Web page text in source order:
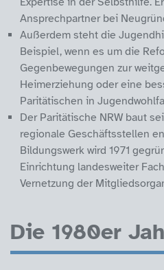
Ansprechpartner bei
Außerdem steht die
Beispiel, wenn es um die
Gegenbewegungen zur
Heimerziehung oder eine
Paritätischen in
Der Paritätische NRW baut
regionale Geschäftsstellen
Bildungswerk wird 1971
Einrichtung landesweiter
Vernetzung der
Die 1980er